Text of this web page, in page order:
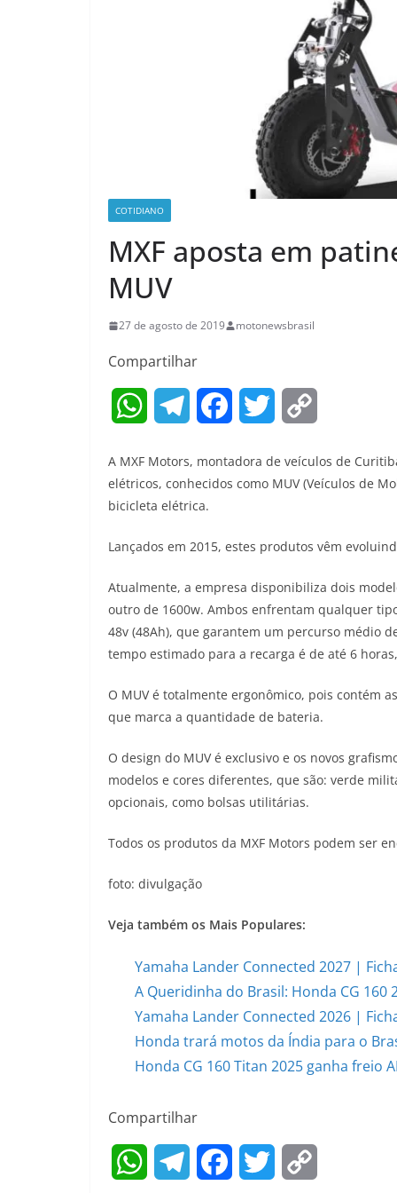
COTIDIANO
MXF aposta em
MUV
27 de agosto de 2019 motonewsbrasil
Compartilhar
W
a
t
s
A
p
p
l
e
g
r
a
m
c
b
o
o
k
i
t
e
r
p
L
i
n
k
A MXF Motors, montadora de veículos de
elétricos, conhecidos como MUV (Veículos de
bicicleta elétrica.
Lançados em 2015, estes produtos vêm
Atualmente, a empresa disponibiliza dois
outro de 1600w. Ambos enfrentam qualquer
48v (48Ah), que garantem um percurso médio
tempo estimado para a recarga é de até 6
O MUV é totalmente ergonômico, pois contém
que marca a quantidade de bateria.
O design do MUV é exclusivo e os novos
modelos e cores diferentes, que são: verde
opcionais, como bolsas utilitárias.
Todos os produtos da MXF Motors podem ser
foto: divulgação
Veja também os Mais Populares:
Yamaha Lander Connected 2027 |
A Queridinha do Brasil: Honda CG 160
Yamaha Lander Connected 2026 |
Honda trará motos da Índia para o
Honda CG 160 Titan 2025 ganha freio
Compartilhar
W